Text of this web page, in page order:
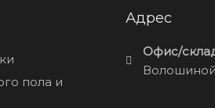
пола и
Адрес
Офис/
Волошиной